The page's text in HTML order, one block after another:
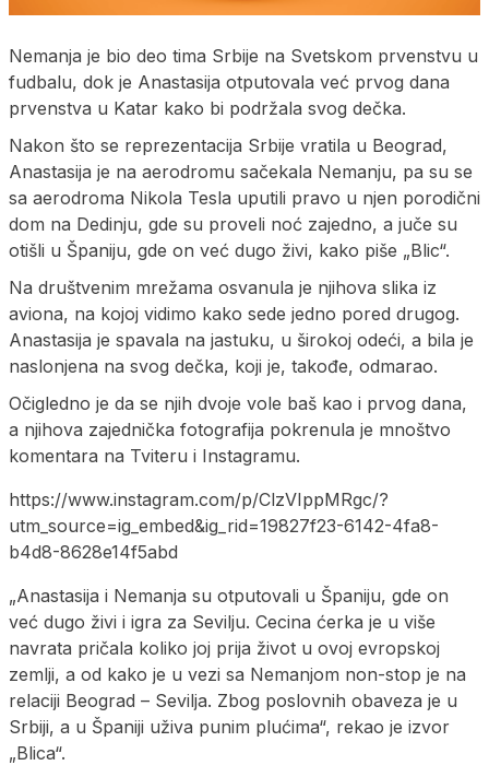
Nemanja je bio deo tima Srbije na Svetskom prvenstvu u
fudbalu, dok je Anastasija otputovala već prvog dana
prvenstva u Katar kako bi podržala svog dečka.
Nakon što se reprezentacija Srbije vratila u Beograd,
Anastasija je na aerodromu sačekala Nemanju, pa su se
sa aerodroma Nikola Tesla uputili pravo u njen porodični
dom na Dedinju, gde su proveli noć zajedno, a juče su
otišli u Španiju, gde on već dugo živi, kako piše „Blic“.
Na društvenim mrežama osvanula je njihova slika iz
aviona, na kojoj vidimo kako sede jedno pored drugog.
Anastasija je spavala na jastuku, u širokoj odeći, a bila je
naslonjena na svog dečka, koji je, takođe, odmarao.
Očigledno je da se njih dvoje vole baš kao i prvog dana,
a njihova zajednička fotografija pokrenula je mnoštvo
komentara na Tviteru i Instagramu.
https://www.instagram.com/p/ClzVIppMRgc/?
utm_source=ig_embed&ig_rid=19827f23-6142-4fa8-
b4d8-8628e14f5abd
„Anastasija i Nemanja su otputovali u Španiju, gde on
već dugo živi i igra za Sevilju. Cecina ćerka je u više
navrata pričala koliko joj prija život u ovoj evropskoj
zemlji, a od kako je u vezi sa Nemanjom non-stop je na
relaciji Beograd – Sevilja. Zbog poslovnih obaveza je u
Srbiji, a u Španiji uživa punim plućima“, rekao je izvor
„Blica“.